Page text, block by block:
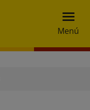
Menú